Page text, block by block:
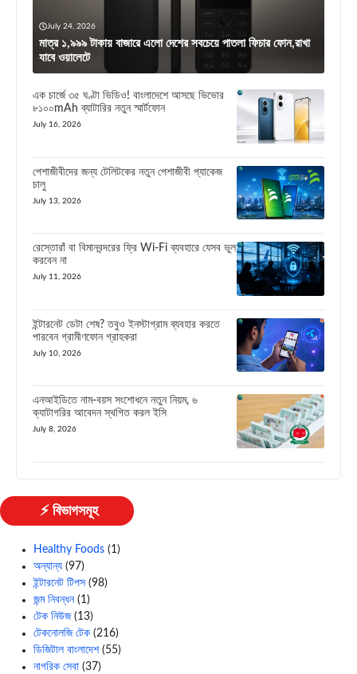
July 24, 2026
মাত্র ১,৯৯৯ টাকায় বাজারে এলো দেশের সবচেয়ে পাতলা ফিচার ফোন,রাখা
যাবে ওয়ালেটে
এক চার্জে ৩৫ ঘণ্টা ভিডিও! বাংলাদেশে আসছে ভিভোর
৮১০০mAh ব্যাটারির নতুন স্মার্টফোন
July 16, 2026
পেশাজীবীদের জন্য টেলিটকের নতুন পেশাজীবী প্যাকেজ
চালু
July 13, 2026
রেস্তোরাঁ বা বিমানবন্দরের ফ্রি Wi-Fi ব্যবহারে যেসব ভুল
করবেন না
July 11, 2026
ইন্টারনেট ডেটা শেষ? তবুও ইনস্টাগ্রাম ব্যবহার করতে
পারবেন গ্রামীণফোন গ্রাহকরা
July 10, 2026
এনআইডিতে নাম-বয়স সংশোধনে নতুন নিয়ম, ৬
ক্যাটাগরির আবেদন স্থগিত করল ইসি
July 8, 2026
⚡ বিভাগসমূহ
Healthy Foods (1)
অন্যান্য (97)
ইন্টারনেট টিপস (98)
জন্ম নিবন্ধন(1)
টেক নিউজ(13)
টেকনোলজি টেক (216)
ডিজিটাল বাংলাদেশ(55)
নাগরিক সেবা (37)